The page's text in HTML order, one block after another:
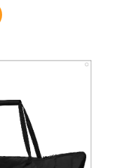
土耳其棉